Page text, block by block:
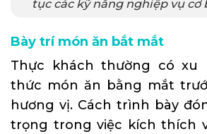
tục các kỹ năng nghiệp vụ cơ
Bày trí món ăn bắt mắt
Thực khách thường có xu
thức món ăn bằng mắt
hương vị. Cách trình bày
trọng trong việc kích thích